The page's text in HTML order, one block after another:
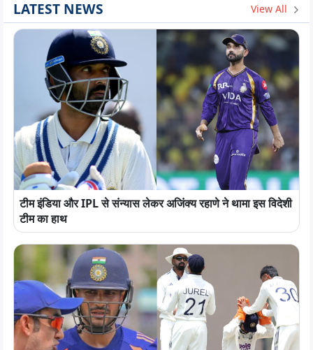
LATEST NEWS View All
टीम इंडिया और IPL से संन्यास लेकर अजिंक्य रहाणे ने थामा इस विदेशी
टीम का हाथ